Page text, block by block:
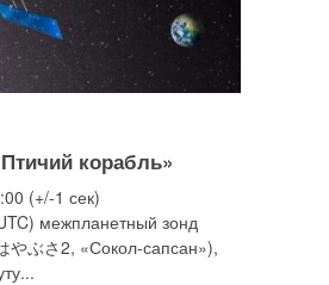
корабль»
(+/-1 сек)
межпланетный зонд
やぶさ2, «Сокол-сапсан»),